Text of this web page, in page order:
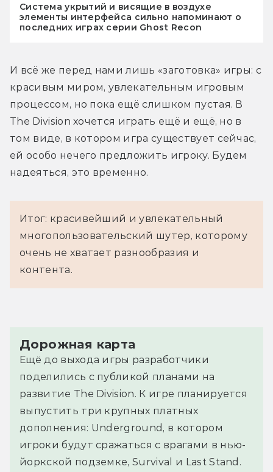
Система укрытий и висящие в воздухе
элементы интерфейса сильно напоминают о
последних играх серии Ghost Recon
И всё же перед нами лишь «заготовка» игры: с
красивым миром, увлекательным игровым
процессом, но пока ещё слишком пустая. В
The Division хочется играть ещё и ещё, но в
том виде, в котором игра существует сейчас,
ей особо нечего предложить игроку. Будем
надеяться, это временно.
Итог: красивейший и увлекательный
многопользовательский шутер, которому
очень не хватает разнообразия и
контента.
Дорожная карта
Ещё до выхода игры разработчики
поделились с публикой планами на
развитие The Division. К игре планируется
выпустить три крупных платных
дополнения: Underground, в котором
игроки будут сражаться с врагами в нью-
йоркской подземке, Survival и Last Stand.